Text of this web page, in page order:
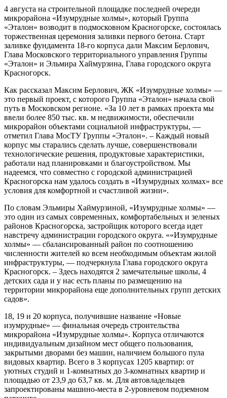
4 августа на строительной площадке последней очереди
микрорайона «Изумрудные холмы», который Группа
«Эталон» возводит в подмосковном Красногорске, состоялась
торжественная церемония заливки первого бетона. Старт
заливке фундамента 18-го корпуса дали Максим Берлович,
Глава Московского территориального управления Группы
«Эталон» и Эльмира Хаймурзина, Глава городского округа
Красногорск.
Как рассказал Максим Берлович, ЖК «Изумрудные холмы» —
это первый проект, с которого Группа «Эталон» начала свой
путь в Московском регионе. «За 10 лет в рамках проекта мы
ввели более 850 тыс. кв. м недвижимости, обеспечили
микрорайон объектами социальной инфраструктуры, —
отметил Глава МосТУ Группы «Эталон». – Каждый новый
корпус мы старались сделать лучше, совершенствовали
технологические решения, продуктовые характеристики,
работали над планировками и благоустройством. Мы
надеемся, что совместно с городской администрацией
Красногорска нам удалось создать в «Изумрудных холмах» все
условия для комфортной и счастливой жизни».
По словам Эльмиры Хаймурзиной, «Изумрудные холмы» —
это один из самых современных, комфортабельных и зеленых
районов Красногорска, застройщик которого всегда идет
навстречу администрации городского округа. ««Изумрудные
холмы» — сбалансированный район по соотношению
численности жителей ко всем необходимым объектам жилой
инфраструктуры, — подчеркнула Глава городского округа
Красногорск. – Здесь находятся 2 замечательные школы, 4
детских сада и у нас есть планы по размещению на
территории микрорайона еще дополнительных групп детских
садов».
18, 19 и 20 корпуса, получившие название «Новые
изумрудные» — финальная очередь строительства
микрорайона «Изумрудные холмы». Корпуса отличаются
индивидуальным дизайном мест общего пользования,
закрытыми дворами без машин, наличием большого пула
видовых квартир. Всего в 3 корпусах 1205 квартир: от
уютных студий и 1-комнатных до 3-комнатных квартир и
площадью от 23,9 до 63,7 кв. м. Для автовладельцев
запроектированы машино-места в 2-уровневом подземном